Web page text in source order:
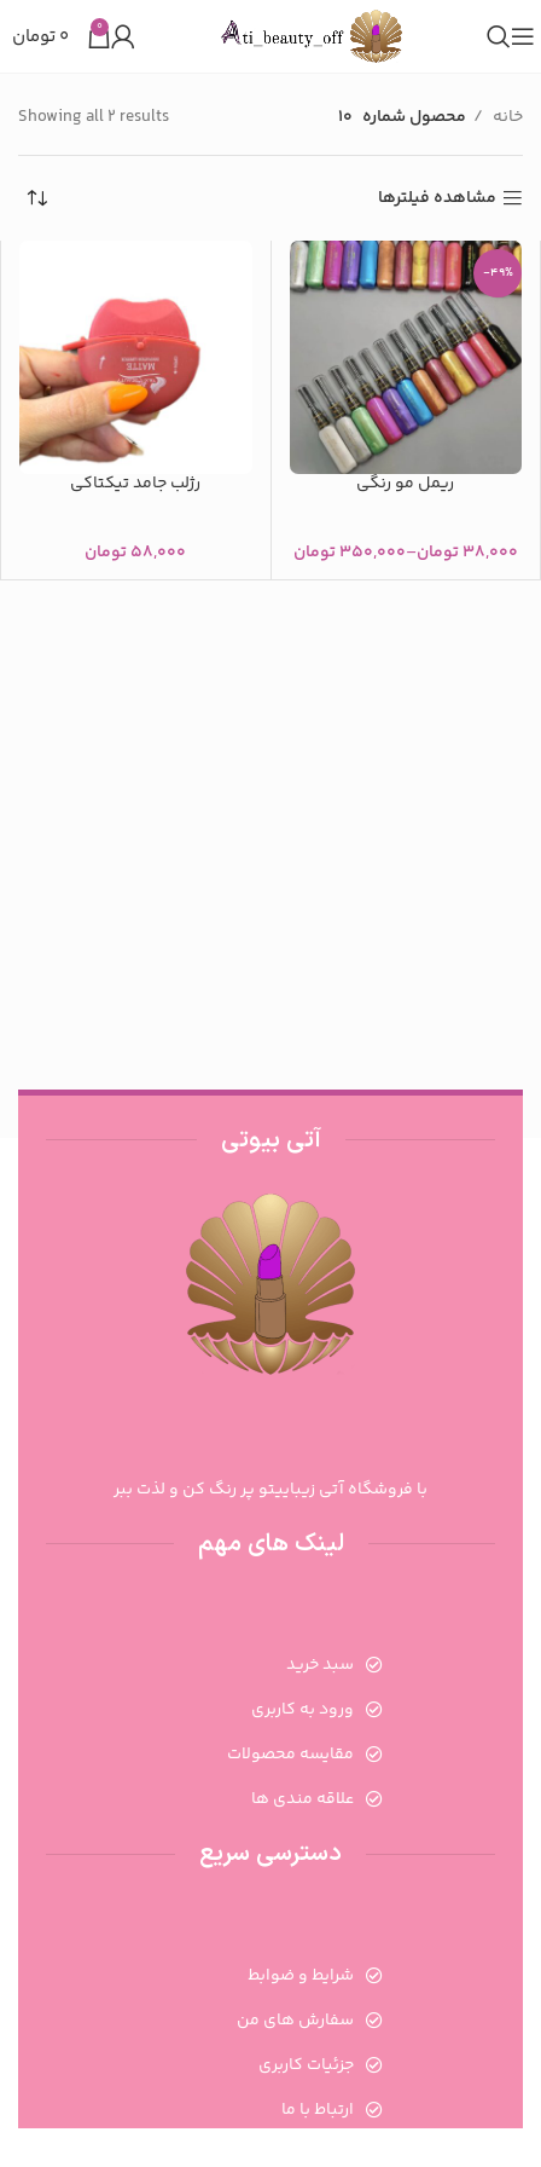
0 ۰تومان
خانه محصول شماره 10
Showing all 2 results
مشاهده فیلترها
-49%
ریمل مو رنگی
۳۸,۰۰۰تومان–۳۵۰,۰۰۰تومان
رژلب جامد تیکتاکی
۵۸,۰۰۰تومان
آتی بیوتی
با فروشگاه آتی زیباییتو پر رنگ کن و لذت ببر
لینک های مهم
سبد خرید
ورود به کاربری
مقایسه محصولات
علاقه مندی ها
دسترسی سریع
شرایط و ضوابط
سفارش های من
جزئیات کاربری
ارتباط با ما